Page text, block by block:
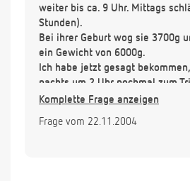
weiter bis ca. 9 Uhr. Mittags
Stunden).
Bei ihrer Geburt wog sie 3700g
ein Gewicht von 6000g.
Ich habe jetzt gesagt
nachts um 2 Uhr nochmal zum
sonst wäre der Zeitraum bis
weil sie zu schwach wäre?
Komplette Frage anzeigen
Frage vom 22.11.2004